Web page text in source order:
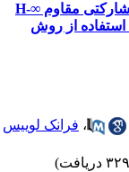
اجماع خروجی مشارکتی مقاوم ∞-H
از روش
،فرانک لوییس